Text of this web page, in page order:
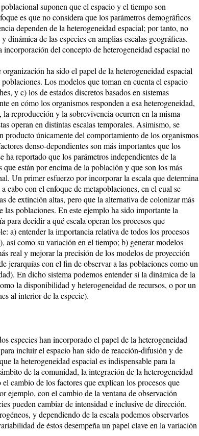
suponen que el espacio y el tiempo son
es que no considera que los parámetros demográficos
dependen de la heterogeneidad espacial; por tanto, no
de las especies en amplias escalas geográficas.
del concepto de heterogeneidad espacial no
ha sido el papel de la heterogeneidad espacial
Los modelos que toman en cuenta el espacio
y c) los de estados discretos basados en sistemas
en cómo los organismos responden a esa heterogeneidad,
reproducción y la sobrevivencia ocurren en la misma
operan en distintas escalas temporales. Asimismo, se
producto únicamente del comportamiento de los organismos
denso-dependientes son más importantes que los
ha reportado que los parámetros independientes de la
que están por encima de la población y que son los más
Un primer esfuerzo por incorporar la escala que determina
cabo con el enfoque de metapoblaciones, en el cual se
de extinción altas, pero que la alternativa de colonizar más
poblaciones. En este ejemplo ha sido importante la
decidir a qué escala operan los procesos que
a) entender la importancia relativa de todos los procesos
así como su variación en el tiempo; b) generar modelos
real y mejorar la precisión de los modelos de proyección
jerarquías con el fin de observar a las poblaciones como un
En dicho sistema podemos entender si la dinámica de la
la disponibilidad y heterogeneidad de recursos, o por un
al interior de la especie).
especies han incorporado el papel de la heterogeneidad
incluir el espacio han sido de reacción-difusión y de
la heterogeneidad espacial es indispensable para la
de la comunidad, la integración de la heterogeneidad
cambio de los factores que explican los procesos que
ejemplo, con el cambio de la ventana de observación
pueden cambiar de intensidad e inclusive de dirección.
y dependiendo de la escala podemos observarlos
de éstos desempeña un papel clave en la variación